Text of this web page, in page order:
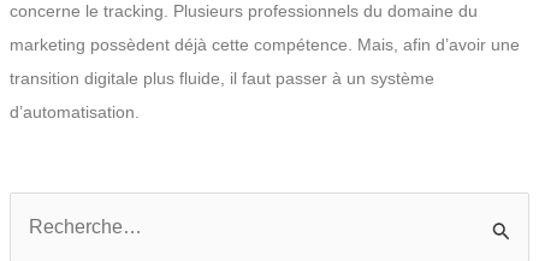
concerne le tracking. Plusieurs professionnels du domaine du
marketing possèdent déjà cette compétence. Mais, afin d’avoir une
transition digitale plus fluide, il faut passer à un système
d’automatisation.
Rechercher :